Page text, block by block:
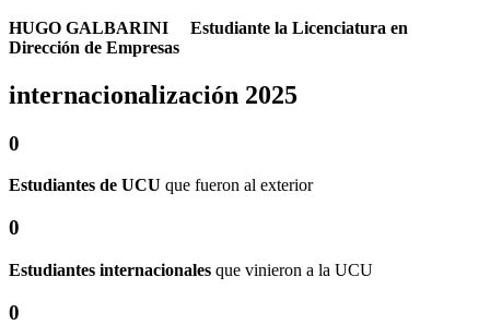
HUGO GALBARINI
Estudiante la Licenciatura en
Dirección de Empresas
internacionalización 2025
0
Estudiantes de UCU que fueron al exterior
0
Estudiantes internacionales que vinieron a la UCU
0